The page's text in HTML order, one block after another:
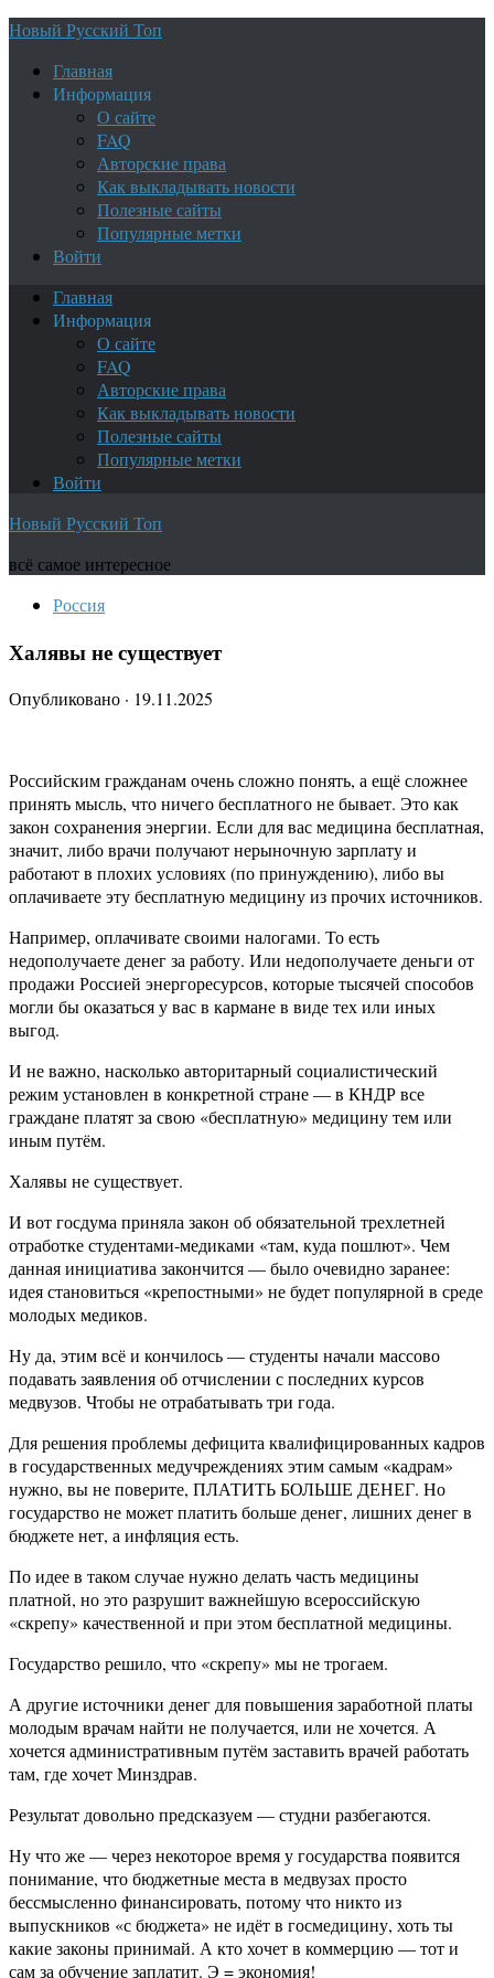
Новый Русский Топ
Главная
Информация
О сайте
FAQ
Авторские права
Как выкладывать новости
Полезные сайты
Популярные метки
Войти
Главная
Информация
О сайте
FAQ
Авторские права
Как выкладывать новости
Полезные сайты
Популярные метки
Войти
Новый Русский Топ
всё самое интересное
Россия
Халявы не существует
Опубликовано · 19.11.2025
Российским гражданам очень сложно понять, а ещё сложнее
принять мысль, что ничего бесплатного не бывает. Это как
закон сохранения энергии. Если для вас медицина бесплатная,
значит, либо врачи получают нерыночную зарплату и
работают в плохих условиях (по принуждению), либо вы
оплачиваете эту бесплатную медицину из прочих источников.
Например, оплачивате своими налогами. То есть
недополучаете денег за работу. Или недополучаете деньги от
продажи Россией энергоресурсов, которые тысячей способов
могли бы оказаться у вас в кармане в виде тех или иных
выгод.
И не важно, насколько авторитарный социалистический
режим установлен в конкретной стране — в КНДР все
граждане платят за свою «бесплатную» медицину тем или
иным путём.
Халявы не существует.
И вот госдума приняла закон об обязательной трехлетней
отработке студентами-медиками «там, куда пошлют». Чем
данная инициатива закончится — было очевидно заранее:
идея становиться «крепостными» не будет популярной в среде
молодых медиков.
Ну да, этим всё и кончилось — студенты начали массово
подавать заявления об отчислении с последних курсов
медвузов. Чтобы не отрабатывать три года.
Для решения проблемы дефицита квалифицированных кадров
в государственных медучреждениях этим самым «кадрам»
нужно, вы не поверите, ПЛАТИТЬ БОЛЬШЕ ДЕНЕГ. Но
государство не может платить больше денег, лишних денег в
бюджете нет, а инфляция есть.
По идее в таком случае нужно делать часть медицины
платной, но это разрушит важнейшую всероссийскую
«скрепу» качественной и при этом бесплатной медицины.
Государство решило, что «скрепу» мы не трогаем.
А другие источники денег для повышения заработной платы
молодым врачам найти не получается, или не хочется. А
хочется административным путём заставить врачей работать
там, где хочет Минздрав.
Результат довольно предсказуем — студни разбегаются.
Ну что же — через некоторое время у государства появится
понимание, что бюджетные места в медвузах просто
бессмысленно финансировать, потому что никто из
выпускников «с бюджета» не идёт в госмедицину, хоть ты
какие законы принимай. А кто хочет в коммерцию — тот и
сам за обучение заплатит. Э = экономия!